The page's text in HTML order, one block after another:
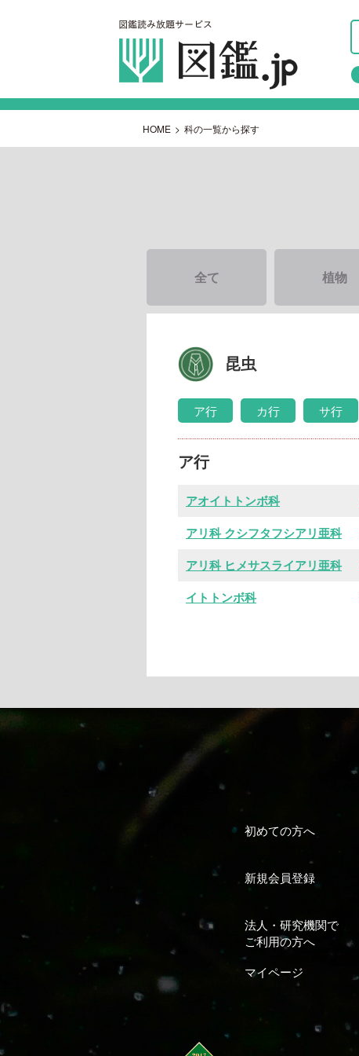
HOME > 科の一覧から探す
全て 植物
昆虫
ア行 カ行 サ行
ア行
アオイトトンボ科
アリ科 クシフタフシアリ亜科
アリ科 ヒメサスライアリ亜科
イトトンボ科
初めての方へ
新規会員登録
法人・研究機関で
ご利用の方へ
マイページ